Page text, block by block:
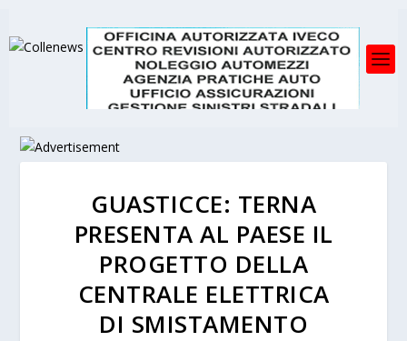
GUASTICCE: TERNA
PRESENTA AL PAESE IL
PROGETTO DELLA
CENTRALE ELETTRICA
DI SMISTAMENTO